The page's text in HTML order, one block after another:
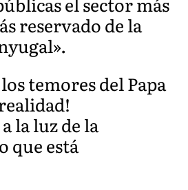
reservado de la
temores del Papa
la luz de la
que está